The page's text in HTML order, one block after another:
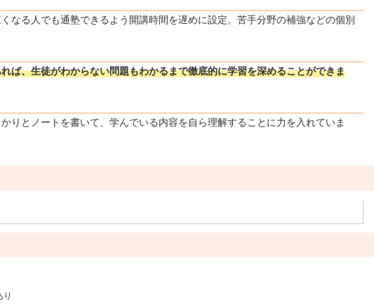
なる人でも通塾できるよう開講時間を遅めに設定。苦手分野の補強などの個別
ば、生徒がわからない問題もわかるまで徹底的に学習を深めることができま
りとノートを書いて、学んでいる内容を自ら理解することに力を入れていま